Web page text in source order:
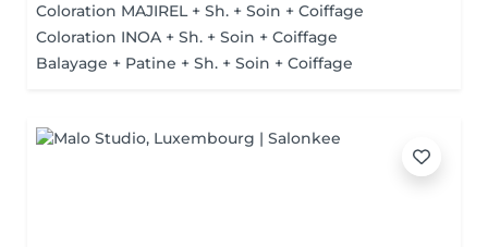
Coloration MAJIREL + Sh. + Soin + Coiffage
Coloration INOA + Sh. + Soin + Coiffage
Balayage + Patine + Sh. + Soin + Coiffage